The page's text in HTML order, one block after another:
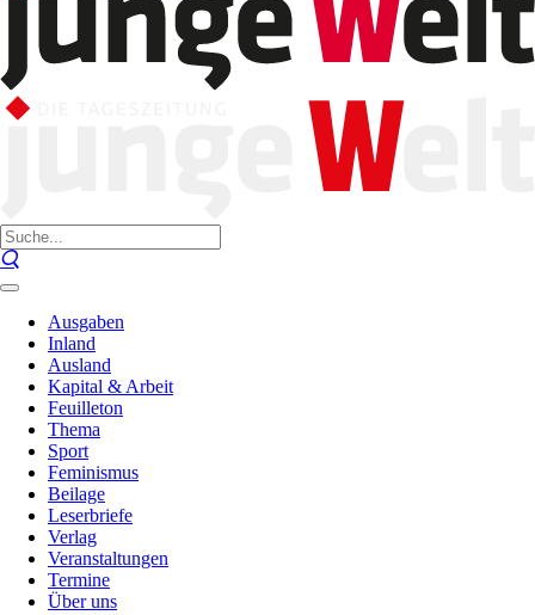
Ausgaben
Inland
Ausland
Kapital & Arbeit
Feuilleton
Thema
Sport
Feminismus
Beilage
Leserbriefe
Verlag
Veranstaltungen
Termine
Über uns